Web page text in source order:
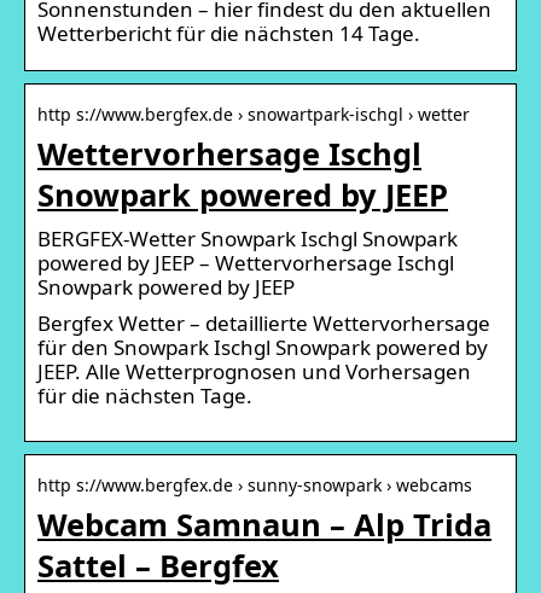
Sonnenstunden – hier findest du den aktuellen
Wetterbericht für die nächsten 14 Tage.
http s://www.bergfex.de › snowartpark-ischgl › wetter
Wettervorhersage Ischgl
Snowpark powered by JEEP
BERGFEX-Wetter Snowpark Ischgl Snowpark
powered by JEEP – Wettervorhersage Ischgl
Snowpark powered by JEEP
Bergfex Wetter – detaillierte Wettervorhersage
für den Snowpark Ischgl Snowpark powered by
JEEP. Alle Wetterprognosen und Vorhersagen
für die nächsten Tage.
http s://www.bergfex.de › sunny-snowpark › webcams
Webcam Samnaun – Alp Trida
Sattel – Bergfex